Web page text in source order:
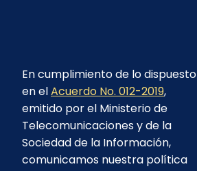
En cumplimiento de lo dispuesto
en elAcuerdo No. 012-2019,
emitido por el Ministerio de
Telecomunicaciones y de la
Sociedad de la Información,
comunicamos nuestra política